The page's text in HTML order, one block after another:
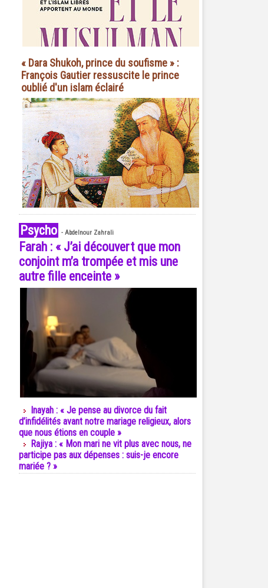
« Dara Shukoh, prince du soufisme » :
François Gautier ressuscite le prince
oublié d'un islam éclairé
Psycho - Abdelnour Zahrali
Farah : « J’ai découvert que mon
conjoint m’a trompée et mis une
autre fille enceinte »
Inayah : « Je pense au divorce du fait
d’infidélités avant notre mariage religieux, alors
que nous étions en couple »
Rajiya : « Mon mari ne vit plus avec nous, ne
participe pas aux dépenses : suis-je encore
mariée ? »